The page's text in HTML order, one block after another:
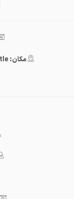
مکان: United States of America/Seattle